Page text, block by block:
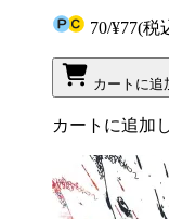
70/¥77(税
カートに追
カートに追加